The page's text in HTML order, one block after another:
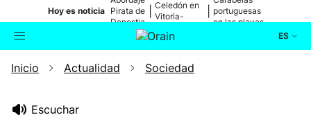
Hoy es noticia Pirata de
Donostia
Celedón en
Vitoria-
portuguesas
en las playas
ES
Buscador Actualidad
Inicio Actualidad Sociedad
Escuchar